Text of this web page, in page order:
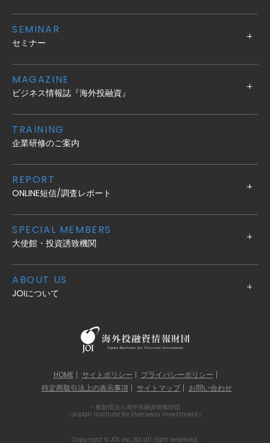
SEMINAR
セミナー
MAGAZINE
ビジネス情報誌『海外投融資』
TRAINING
企業研修のご案内
REPORT
ONLINE短信/調査レポート
SPECIAL MEMBERS
大使館・投資誘致機関
ABOUT US
JOIについて
HOME サイトポリシー
プライバシーポリシー
特定商取引法上の表示事項
サイトマップ お問い合わせ
一般財団法人海外投融資情報財団
（Japan Institute for Overseas Investment）
Copyright © JOI inc.,ltd all right reserved.